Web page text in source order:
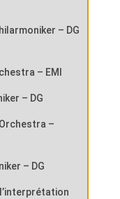
– DG
– EMI
– DG
–
– DG